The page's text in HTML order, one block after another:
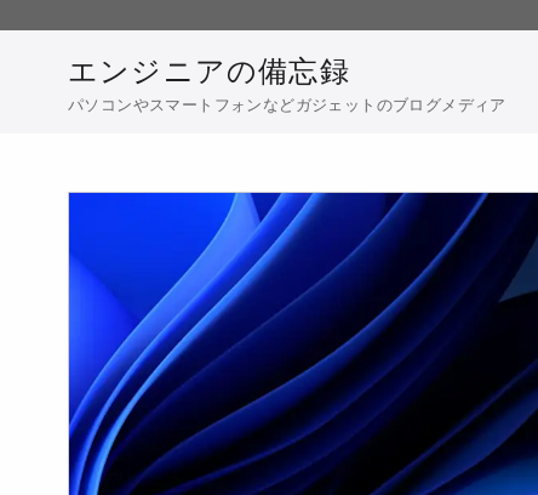
エンジニアの備忘録
パソコンやスマートフォンなどガジェットのブログメディア